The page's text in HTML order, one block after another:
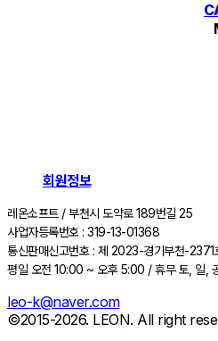
회원정보
레온소프트 / 부천시 도약로 189번길 25
사업자등록번호 : 319-13-01368
통신판매신고번호 : 제 2023-경기부천-2371
평일 오전 10:00 ~ 오후 5:00 / 휴무 토, 일,
leo-k@naver.com
©2015-2026. LEON. All right